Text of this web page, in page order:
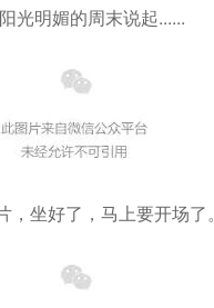
光明媚的周末说起......
，坐好了，马上要开场了。